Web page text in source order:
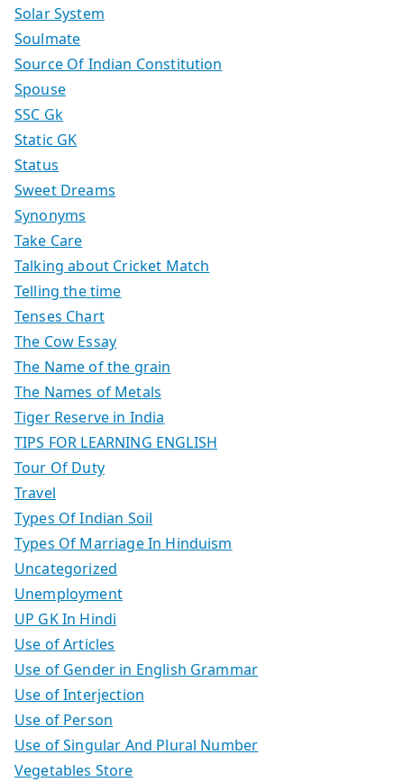
Solar System
Soulmate
Source Of Indian Constitution
Spouse
SSC Gk
Static GK
Status
Sweet Dreams
Synonyms
Take Care
Talking about Cricket Match
Telling the time
Tenses Chart
The Cow Essay
The Name of the grain
The Names of Metals
Tiger Reserve in India
TIPS FOR LEARNING ENGLISH
Tour Of Duty
Travel
Types Of Indian Soil
Types Of Marriage In Hinduism
Uncategorized
Unemployment
UP GK In Hindi
Use of Articles
Use of Gender in English Grammar
Use of Interjection
Use of Person
Use of Singular And Plural Number
Vegetables Store